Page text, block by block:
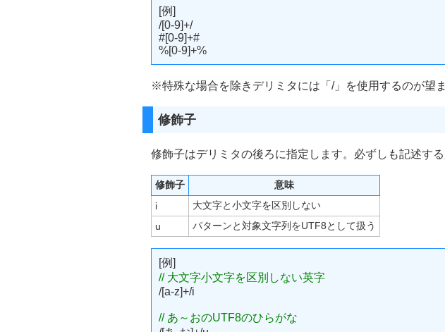
[例]
/[0-9]+/
#[0-9]+#
%[0-9]+%
※特殊な場合を除きデリミタには「/」を使用するのが望ま
修飾子
修飾子はデリミタの後ろに指定します。必ずしも記述する
修飾子
意味
i
大文字と小文字を区別しない
u
パターンと対象文字列をUTF8として扱う
[例]
// 大文字小文字を区別しない英字
/[a-z]+/i
// あ～おのUTF8のひらがな